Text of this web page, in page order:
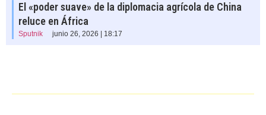
El «poder suave» de la diplomacia agrícola de China
reluce en África
Sputnik junio 26, 2026 | 18:17